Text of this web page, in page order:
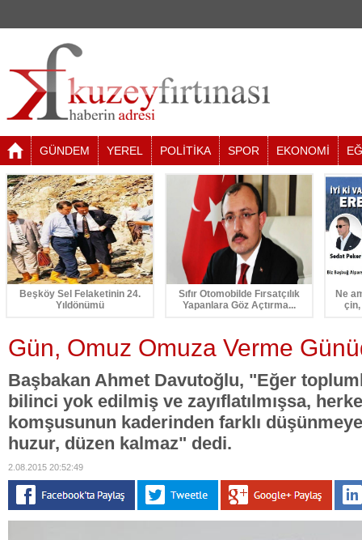
GÜNDEM YEREL POLİTİKA SPOR EKONOMİ
Beşköy Sel Felaketinin 24.
Yıldönümü
Sıfır Otomobilde Fırsatçılık
Yapanlara Göz Açtırma...
Ne
Gün, Omuz Omuza Verme
Başbakan Ahmet Davutoğlu, "Eğer
bilinci yok edilmiş ve zayıflatılmışsa,
komşusunun kaderinden farklı
huzur, düzen kalmaz" dedi.
2.08.2015 20:52:49